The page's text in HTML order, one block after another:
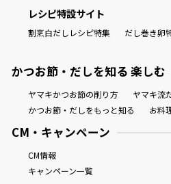
レシピ特設サイト
割烹白だしレシピ特集 だし巻き卵
かつお節・だしを知る 楽しむ
ヤマキかつお節の削り方
ヤマキ流
かつお節・だしをもっと知る
お料
CM・キャンペーン
CM情報
キャンペーン一覧